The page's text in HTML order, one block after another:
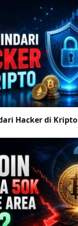
Hacker di Kripto